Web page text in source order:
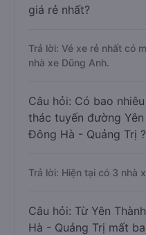
giá rẻ nhất?
Trả lời: Vé xe rẻ nhất có
nhà xe Dũng Anh.
Câu hỏi: Có bao
thác tuyến đường
Đông Hà - Quảng Trị ?
Trả lời: Hiện tại có 3 nhà
Câu hỏi: Từ Yên
Hà - Quảng Trị mất